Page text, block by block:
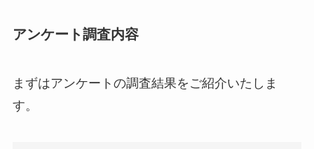
アンケート調査内容
まずはアンケートの調査結果をご紹介いたしま
す。